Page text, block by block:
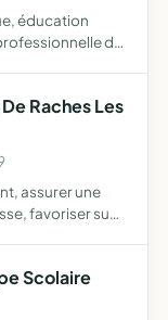
éducation
de
Raches Les
assurer une
favoriser sur
Scolaire